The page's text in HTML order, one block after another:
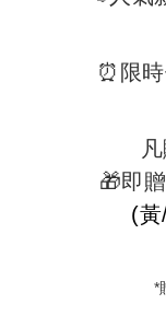
⏰限時
🎁即
(
*